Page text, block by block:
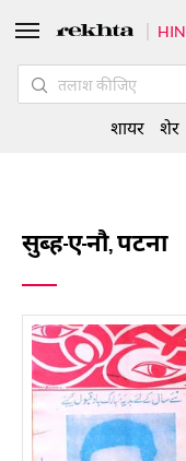
सुब्ह-ए-नौ, पटना
HIN
शायर शेर